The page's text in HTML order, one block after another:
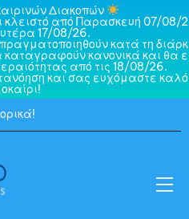
Διακοπών
από Παρασκευή 07/08/2
17/08/26.
κατά τη διάρκ
καταγραφούν κανονικά και θα ε
από τις 18/08/26.
και σας ευχόμαστε καλό